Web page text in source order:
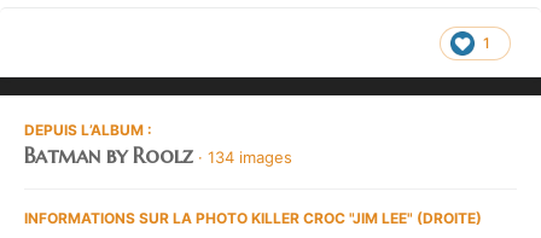
1
DEPUIS L’ALBUM :
Batman by Roolz · 134 images
INFORMATIONS SUR LA PHOTO KILLER CROC "JIM LEE" (DROITE)